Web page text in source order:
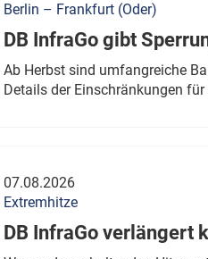
Berlin – Frankfurt (Oder)
DB InfraGo gibt
Ab Herbst sind umfangreiche
Details der Einschränkungen
07.08.2026
Extremhitze
DB InfraGo verlängert